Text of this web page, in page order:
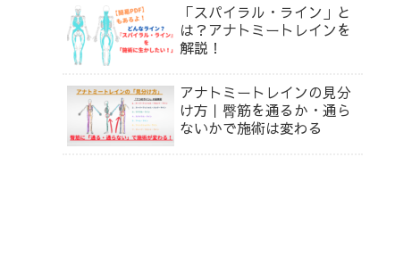
「スパイラル・ライン」と
は？アナトミートレインを
解説！
アナトミートレインの見分
け方｜臀筋を通るか・通ら
ないかで施術は変わる